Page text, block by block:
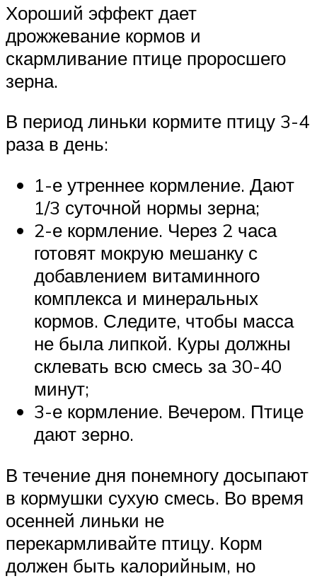
Хороший эффект дает
дрожжевание кормов и
скармливание птице проросшего
зерна.
В период линьки кормите птицу 3-4
раза в день:
1-е утреннее кормление. Дают
1/3 суточной нормы зерна;
2-е кормление. Через 2 часа
готовят мокрую мешанку с
добавлением витаминного
комплекса и минеральных
кормов. Следите, чтобы масса
не была липкой. Куры должны
склевать всю смесь за 30-40
минут;
3-е кормление. Вечером. Птице
дают зерно.
В течение дня понемногу досыпают
в кормушки сухую смесь. Во время
осенней линьки не
перекармливайте птицу. Корм
должен быть калорийным, но